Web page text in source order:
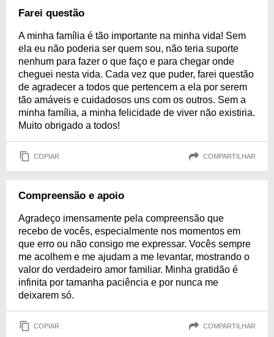
Farei questão
A minha família é tão importante na minha vida! Sem
ela eu não poderia ser quem sou, não teria suporte
nenhum para fazer o que faço e para chegar onde
cheguei nesta vida. Cada vez que puder, farei questão
de agradecer a todos que pertencem a ela por serem
tão amáveis e cuidadosos uns com os outros. Sem a
minha família, a minha felicidade de viver não existiria.
Muito obrigado a todos!
COPIAR COMPARTILHAR
Compreensão e apoio
Agradeço imensamente pela compreensão que
recebo de vocês, especialmente nos momentos em
que erro ou não consigo me expressar. Vocês sempre
me acolhem e me ajudam a me levantar, mostrando o
valor do verdadeiro amor familiar. Minha gratidão é
infinita por tamanha paciência e por nunca me
deixarem só.
COPIAR COMPARTILHAR